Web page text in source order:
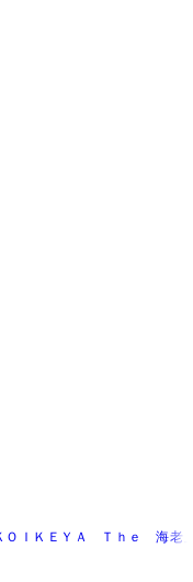
ＯＩＫＥＹＡ Ｔｈｅ 海老